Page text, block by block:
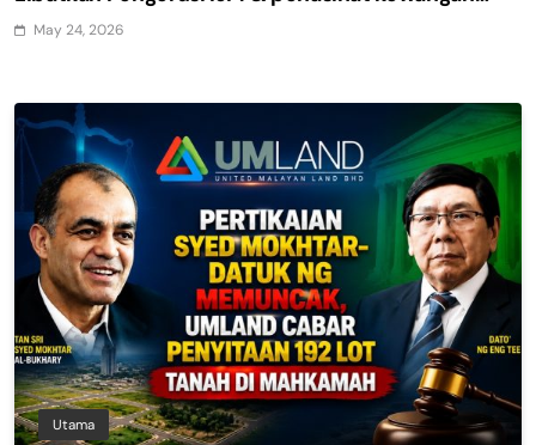
Seow Lun Hoo
May 24, 2026
Utama